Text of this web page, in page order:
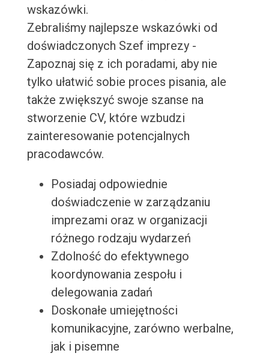
wskazówki.
Zebraliśmy najlepsze wskazówki od
doświadczonych Szef imprezy -
Zapoznaj się z ich poradami, aby nie
tylko ułatwić sobie proces pisania, ale
także zwiększyć swoje szanse na
stworzenie CV, które wzbudzi
zainteresowanie potencjalnych
pracodawców.
Posiadaj odpowiednie
doświadczenie w zarządzaniu
imprezami oraz w organizacji
różnego rodzaju wydarzeń
Zdolność do efektywnego
koordynowania zespołu i
delegowania zadań
Doskonałe umiejętności
komunikacyjne, zarówno werbalne,
jak i pisemne